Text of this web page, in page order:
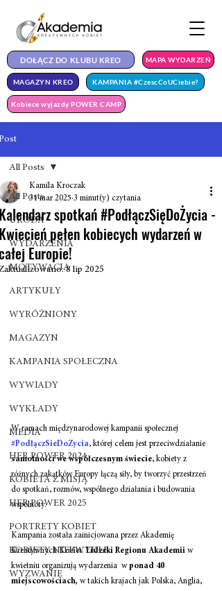
DOŁĄCZ DO KLUBU KREO
MAGAZYN KREO KAMPANIA #CzescCoUCiebie?
Kobiece wyjazdy POWER CAMP
MAPA WYDARZEŃ
All Posts
URODA
WYDARZENIA
MOTYWACJA
ARTYKUŁY
WYRÓŻNIONY
MAGAZYN
KAMPANIA SPOŁECZNA
WYWIADY
WYKŁADY
MEDIA
HER POWER 2024
KOBIETA Z MISJĄ
HER POWER 2025
PORTRETY KOBIET
KOBIETY NIEZWYKŁE
WYZWANIE
All Posts
spotkań #PodłączSięDoŻycia -
pełen kobiecych wydarzeń w
Europie!
Kamila Kroczak
31 mar 2025 3 minut(y) czytania
8 lip 2025
W ramach międzynarodowej kampanii społecznej
#PodłączSieDoZycia, której celem jest przeciwdziałanie
samotności we współczesnym świecie, kobiety z
różnych zakątków Europy łączą siły, by tworzyć przestrzeń
do spotkań, rozmów, wspólnego działania i budowania
wspólnoty.
Kampania została zainicjowana przez Akademię
Kreatywnych Kobiet. Liderki Regionu Akademii w
kwietniu organizują wydarzenia  w ponad 40
miejscowościach, w takich krajach jak Polska, Anglia,